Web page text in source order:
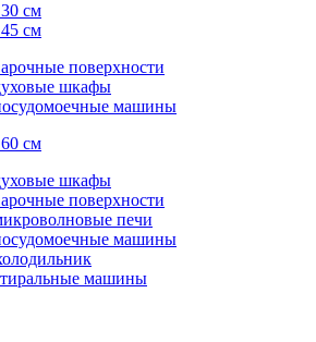
см
см
поверхности
шкафы
машины
см
шкафы
поверхности
печи
машины
машины